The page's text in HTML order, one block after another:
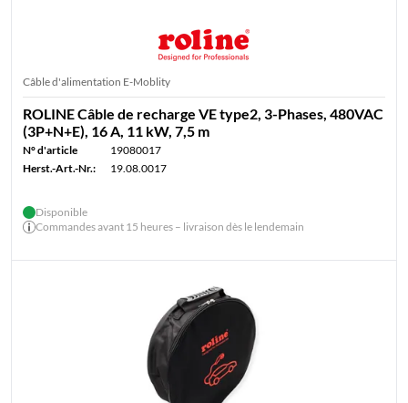
Câble d'alimentation E-Moblity
ROLINE Câble de recharge VE type2, 3-Phases, 480VAC
(3P+N+E), 16 A, 11 kW, 7,5 m
N° d'article
19080017
Herst.-Art.-Nr.:
19.08.0017
Disponible
Commandes avant 15 heures – livraison dès le lendemain